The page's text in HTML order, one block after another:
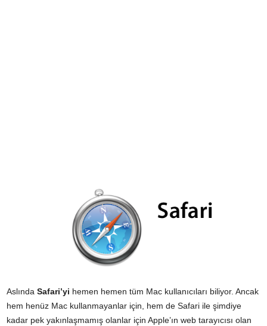
Aslında Safari’yi hemen hemen tüm Mac kullanıcıları biliyor. Ancak
hem henüz Mac kullanmayanlar için, hem de Safari ile şimdiye
kadar pek yakınlaşmamış olanlar için Apple’ın web tarayıcısı olan